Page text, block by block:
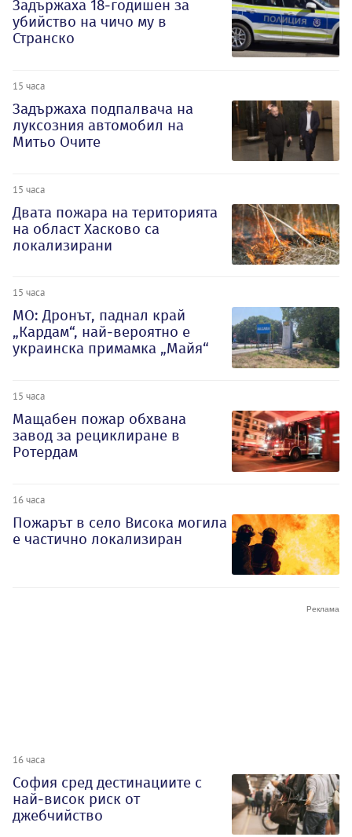
Задържаха 18-годишен за
убийство на чичо му в
Странско
15 часа
Задържаха подпалвача на
луксозния автомобил на
Митьо Очите
15 часа
Двата пожара на територията
на област Хасково са
локализирани
15 часа
МО: Дронът, паднал край
„Кардам“, най-вероятно е
украинска примамка „Майя“
15 часа
Мащабен пожар обхвана
завод за рециклиране в
Ротердам
16 часа
Пожарът в село Висока могила
е частично локализиран
16 часа
София сред дестинациите с
най-висок риск от
джебчийство